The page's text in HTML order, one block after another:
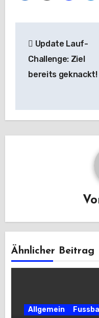
Update Lauf-
Challenge: Ziel
bereits geknackt!
Ähnlicher Beitrag
Allgemein Fussball